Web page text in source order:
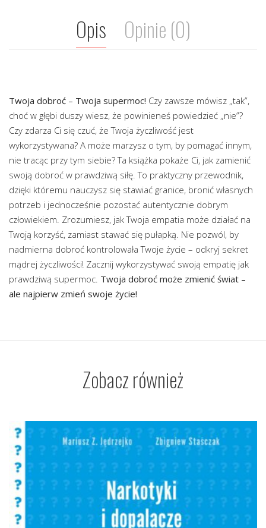
Opis Opinie (0)
Twoja dobroć – Twoja supermoc! Czy zawsze mówisz „tak”,
choć w głębi duszy wiesz, że powinieneś powiedzieć „nie”?
Czy zdarza Ci się czuć, że Twoja życzliwość jest
wykorzystywana? A może marzysz o tym, by pomagać innym,
nie tracąc przy tym siebie? Ta książka pokaże Ci, jak zamienić
swoją dobroć w prawdziwą siłę. To praktyczny przewodnik,
dzięki któremu nauczysz się stawiać granice, bronić własnych
potrzeb i jednocześnie pozostać autentycznie dobrym
człowiekiem. Zrozumiesz, jak Twoja empatia może działać na
Twoją korzyść, zamiast stawać się pułapką. Nie pozwól, by
nadmierna dobroć kontrolowała Twoje życie – odkryj sekret
mądrej życzliwości! Zacznij wykorzystywać swoją empatię jak
prawdziwą supermoc. Twoja dobroć może zmienić świat –
ale najpierw zmień swoje życie!
Zobacz również